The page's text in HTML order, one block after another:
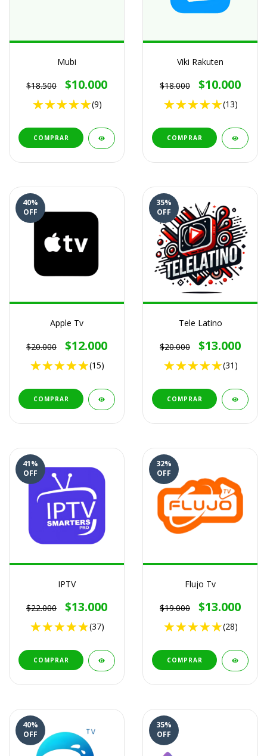
Mubi
$18.500 $10.000
(9)
COMPRAR
Viki Rakuten
$18.000 $10.000
(13)
COMPRAR
40%
OFF
Apple Tv
$20.000 $12.000
(15)
COMPRAR
35%
OFF
Tele Latino
$20.000 $13.000
(31)
COMPRAR
41%
OFF
IPTV
$22.000 $13.000
(37)
COMPRAR
32%
OFF
Flujo Tv
$19.000 $13.000
(28)
COMPRAR
40%
OFF
35%
OFF